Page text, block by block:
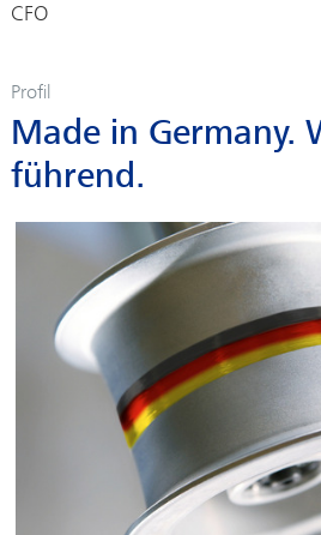
CFO
Profil
Made in Germany.
führend.